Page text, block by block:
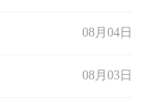
08月04日
08月03日